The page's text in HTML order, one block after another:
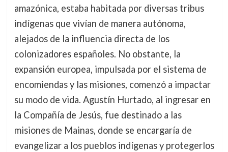
amazónica, estaba habitada por diversas tribus
indígenas que vivían de manera autónoma,
alejados de la influencia directa de los
colonizadores españoles. No obstante, la
expansión europea, impulsada por el sistema de
encomiendas y las misiones, comenzó a impactar
su modo de vida. Agustín Hurtado, al ingresar en
la Compañía de Jesús, fue destinado a las
misiones de Mainas, donde se encargaría de
evangelizar a los pueblos indígenas y protegerlos